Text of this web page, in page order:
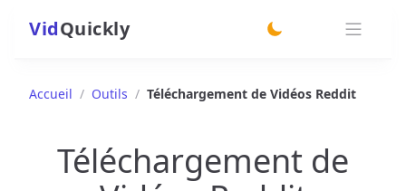
VidQuickly
Accueil / Outils / Téléchargement de Vidéos Reddit
Téléchargement de